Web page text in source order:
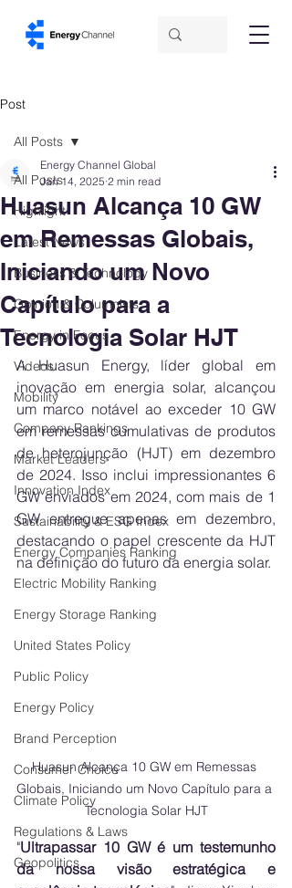
Post
All Posts
Highlight
Latest News
Business & Technology
Opinion & Columnists
Energy in Focus
Videos
Mobility
Company Rankings
Market Leaders
Innovation Index
Sustainability & ESG Index
Energy Companies Ranking
Electric Mobility Ranking
Energy Storage Ranking
United States Policy
Public Policy
Energy Policy
Brand Perception
Consumer Choice
Climate Policy
Regulations & Laws
Geopolitics
All Posts
Huasun Alcança 10 GW
em Remessas Globais,
Iniciando um Novo
Capítulo para a
Tecnologia Solar HJT
Energy Channel Global
Jan 14, 2025 2 min read
A Huasun Energy, líder global em
inovação em energia solar, alcançou
um marco notável ao exceder 10 GW
em remessas cumulativas de produtos
de heterojunção (HJT) em dezembro
de 2024. Isso inclui impressionantes 6
GW enviados em 2024, com mais de 1
GW entregue apenas em dezembro,
destacando o papel crescente da HJT
na definição do futuro da energia solar.
Huasun Alcança 10 GW em Remessas
Globais, Iniciando um Novo Capítulo para a
Tecnologia Solar HJT
"Ultrapassar 10 GW é um testemunho
da nossa visão estratégica e